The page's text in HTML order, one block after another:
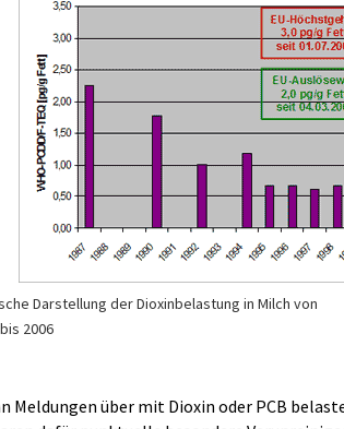
Darstellung der Dioxinbelastung in Milch von
2006
Meldungen über mit Dioxin oder PCB